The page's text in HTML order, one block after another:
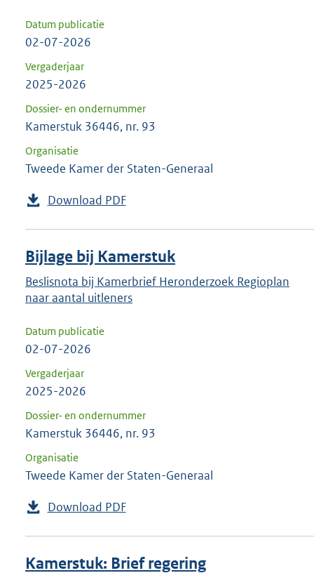
Datum publicatie
02-07-2026
Vergaderjaar
2025-2026
Dossier- en ondernummer
Kamerstuk 36446, nr. 93
Organisatie
Tweede Kamer der Staten-Generaal
Download PDF
Bijlage bij Kamerstuk
Beslisnota bij Kamerbrief Heronderzoek Regioplan
naar aantal uitleners
Datum publicatie
02-07-2026
Vergaderjaar
2025-2026
Dossier- en ondernummer
Kamerstuk 36446, nr. 93
Organisatie
Tweede Kamer der Staten-Generaal
Download PDF
Kamerstuk: Brief regering